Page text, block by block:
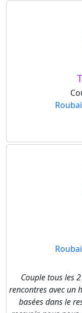
Couple tous les
rencontres avec un
basées dans le